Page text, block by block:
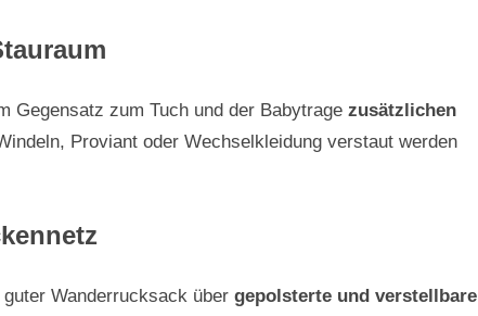
Gegensatz zum Tuch und der Babytrage zusätzlichen
Proviant oder Wechselkleidung verstaut werden
Wanderrucksack über gepolsterte und verstellbare